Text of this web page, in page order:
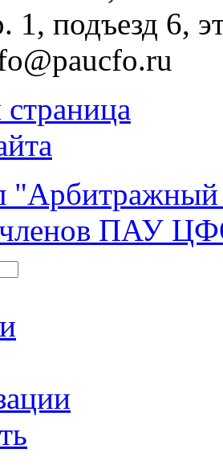
1, подъезд 6,
страница
членов ПАУ